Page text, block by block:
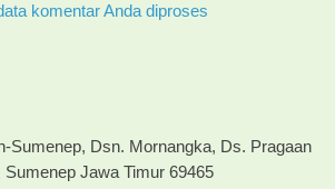
komentar Anda diproses
Sumenep, Dsn. Mornangka, Ds. Pragaan
Sumenep Jawa Timur 69465